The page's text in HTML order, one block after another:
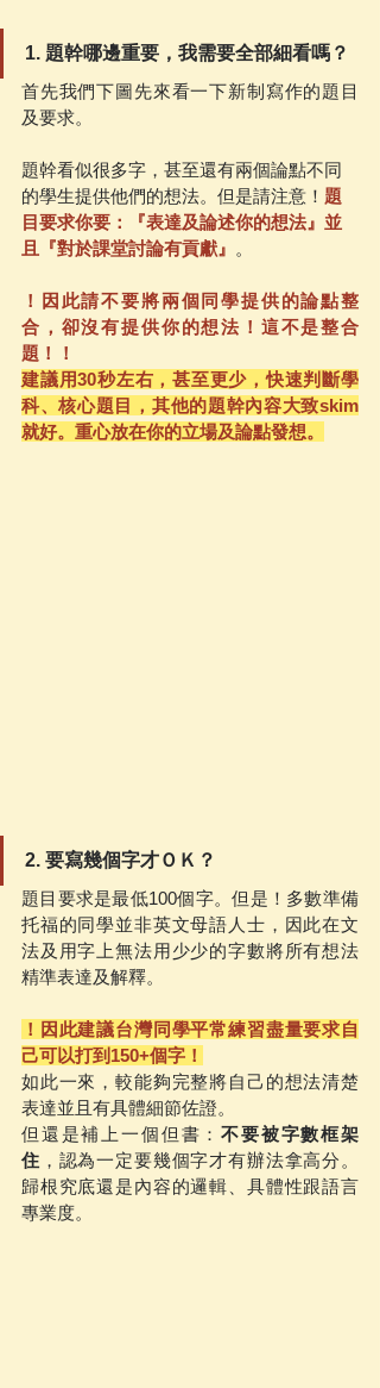
1. 題幹哪邊重要，我需要全部細看嗎？
首先我們下圖先來看一下新制寫作的題目
及要求。
題幹看似很多字，甚至還有兩個論點不同
的學生提供他們的想法。但是請注意！ 題
目要求你要：『表達及論述你的想法』並
且『對於課堂討論有貢獻』 。
！因此請不要將兩個同學提供的論點整
合，卻沒有提供你的想法！這不是整合
題！！
建議用30秒左右，甚至更少，快速判斷學
科、核心題目，其他的題幹內容大致skim
就好。重心放在你的立場及論點發想。
2. 要寫幾個字才ＯＫ？
題目要求是最低100個字。但是！多數準備
托福的同學並非英文母語人士，因此在文
法及用字上無法用少少的字數將所有想法
精準表達及解釋。
！因此建議台灣同學平常練習盡量要求自
己可以打到150+個字！
如此一來，較能夠完整將自己的想法清楚
表達並且有具體細節佐證。
但還是補上一個但書：不要被字數框架
住 ，認為一定要幾個字才有辦法拿高分。
歸根究底還是內容的邏輯、具體性跟語言
專業度。